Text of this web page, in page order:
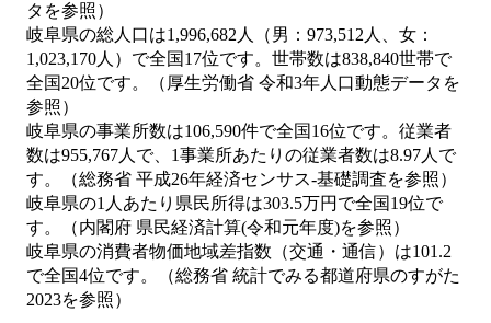
タを参照）
岐阜県の総人口は1,996,682人（男：973,512人、女：
1,023,170人）で全国17位です。世帯数は838,840世帯で
全国20位です。（厚生労働省 令和3年人口動態データを
参照）
岐阜県の事業所数は106,590件で全国16位です。従業者
数は955,767人で、1事業所あたりの従業者数は8.97人で
す。（総務省 平成26年経済センサス‐基礎調査を参照）
岐阜県の1人あたり県民所得は303.5万円で全国19位で
す。（内閣府 県民経済計算(令和元年度)を参照）
岐阜県の消費者物価地域差指数（交通・通信）は101.2
で全国4位です。（総務省 統計でみる都道府県のすがた
2023を参照）